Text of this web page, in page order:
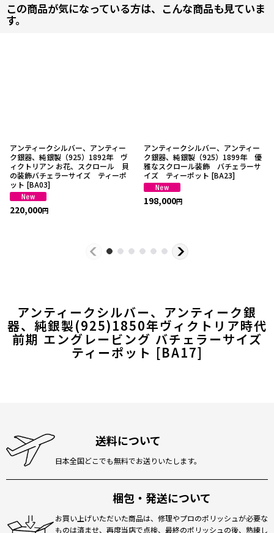
アンティークシルバー、アンティーク銀
器、純銀製(925)1850年ヴィクトリア時代
前期 エングレービング バチェラーサイズ
ティーポット [BA17]
この商品が気になっている方は、こんな商品も見ていま
す。
アンティークシルバー、アンティー
ク銀器、純銀製（925）1892年 ヴ
ィクトリアン お花、スクロール 貝
の装飾バチェラーサイズ ティーポ
ット [BA03]
220,000円
アンティークシルバー、アンティー
ク銀器、純銀製（925）1899年 優
雅なスクロール装飾 バチェラーサ
イズ ティーポット [BA23]
198,000円
送料について
日本全国どこでも無料でお送りいたします。
梱包・発送について
お買い上げいただいた商品は、修理やプロのポリッシュが必要な
ものは済ませ、再度当店で点検、最終のポリッシュの後、熟練し